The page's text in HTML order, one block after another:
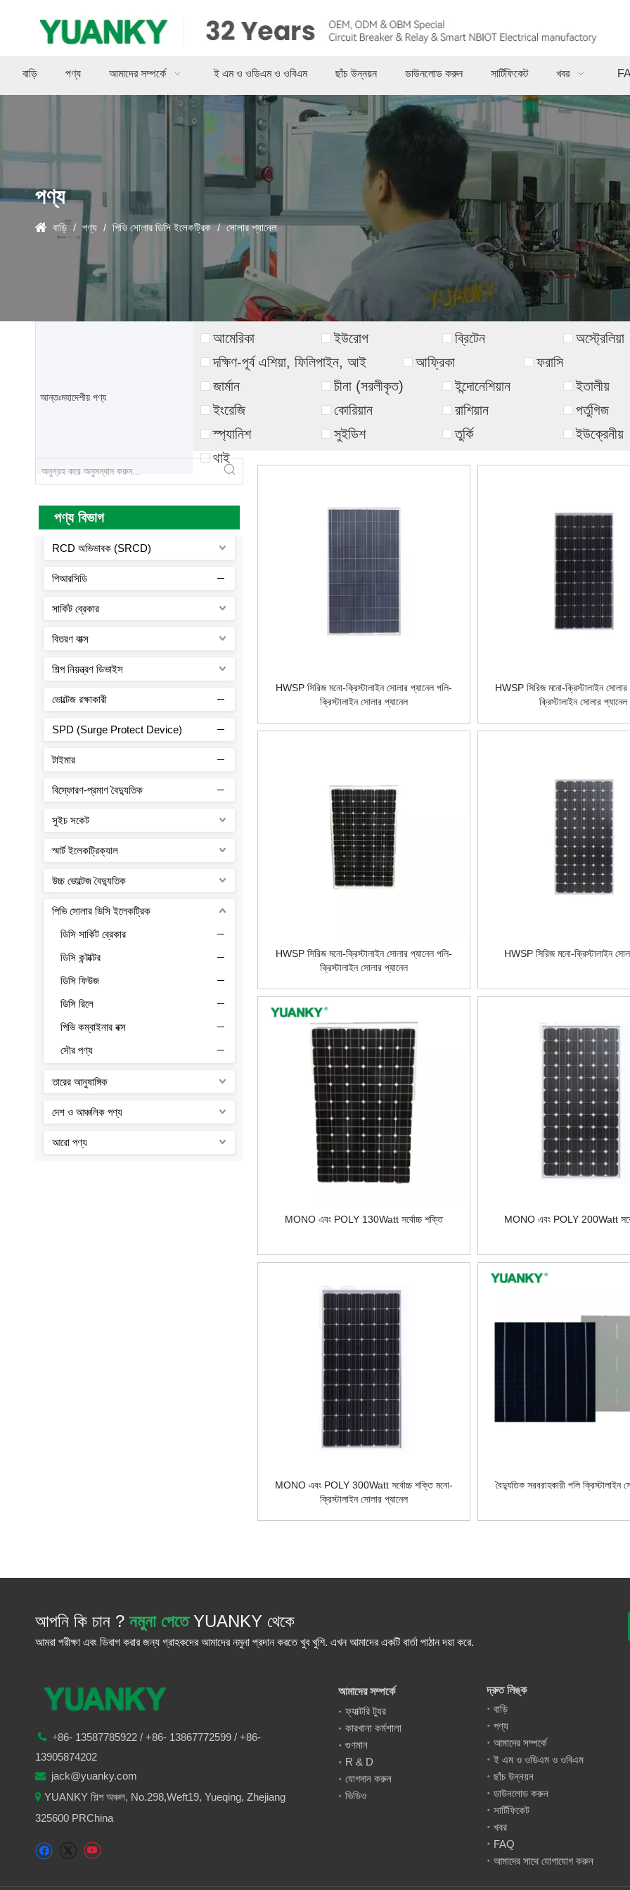
বাড়ি পণ্য আমাদের সম্পর্কে ই এম ও ওডিএম ও ওবিএম ছাঁচ উন্নয়ন ডাউনলোড করুন সার্টিফিকেট খবর
পণ্য
বাড়ি / পণ্য / পিভি সোলার ডিসি ইলেকট্রিক / সোলার প্যানেল
আন্তঃমহাদেশীয় পণ্য
আমেরিকা ইউরোপ ব্রিটেন
অস্ট্রেলিয়া
দক্ষিণ-পূর্ব এশিয়া, ফিলিপাইন, আই
আফ্রিকা ফরাসি
জার্মান
চীনা (সরলীকৃত) ইন্দোনেশিয়ান ইতালীয়
ইংরেজি
কোরিয়ান রাশিয়ান পর্তুগিজ
স্প্যানিশ
সুইডিশ তুর্কি ইউক্রেনীয়
থাই
পণ্য বিভাগ
RCD অভিভাবক (SRCD)
পিআরসিডি
সার্কিট ব্রেকার
বিতরণ বাক্স
শিল্প নিয়ন্ত্রণ ডিভাইস
ভোল্টেজ রক্ষাকারী
SPD (Surge Protect Device)
টাইমার
বিস্ফোরণ-প্রমাণ বৈদ্যুতিক
সুইচ সকেট
স্মার্ট ইলেকট্রিক্যাল
উচ্চ ভোল্টেজ বৈদ্যুতিক
পিভি সোলার ডিসি ইলেকট্রিক
ডিসি সার্কিট ব্রেকার
ডিসি কন্টাক্টর
ডিসি ফিউজ
ডিসি রিলে
পিভি কম্বাইনার বক্স
সৌর পণ্য
সোলার প্যানেল
তারের আনুষাঙ্গিক
দেশ ও আঞ্চলিক পণ্য
আরো পণ্য
HWSP সিরিজ মনো-ক্রিস্টালাইন সোলার প্যানেল পলি-
ক্রিস্টালাইন সোলার প্যানেল
HWSP সিরিজ মনো-ক্রিস্টালাইন সোলার
ক্রিস্টালাইন সোলার প্যানেল
HWSP সিরিজ মনো-ক্রিস্টালাইন সোলার প্যানেল পলি-
ক্রিস্টালাইন সোলার প্যানেল
HWSP সিরিজ মনো-ক্রিস্টালাইন
MONO এবং POLY 130Watt সর্বোচ্চ শক্তি MONO এবং POLY 200Watt
MONO এবং POLY 300Watt সর্বোচ্চ শক্তি মনো-
ক্রিস্টালাইন সোলার প্যানেল
বৈদ্যুতিক সরবরাহকারী পলি ক্রিস্টালাইন
আপনি কি চান ? নমুনা পেতেYUANKY থেকে
আমরা পরীক্ষা এবং ডিবাগ করার জন্য গ্রাহকদের আমাদের নমুনা প্রদান করতে খুব খুশি. এখন আমাদের একটি বার্তা পাঠান দয়া করে.
 +86- 13587785922 / +86- 13867772599 / +86-
13905874202
 jack@yuanky.com
 YUANKY শিল্প অঞ্চল, No.298,Weft19, Yueqing, Zhejiang
325600 PRChina
আমাদের সম্পর্কে
ফ্যাক্টরি ট্যুর
কারখানা কর্মশালা
গুণমান
R & D
যোগদান করুন
ভিডিও
দ্রুত লিঙ্ক
বাড়ি
পণ্য
আমাদের সম্পর্কে
ই এম ও ওডিএম ও ওবিএম
ছাঁচ উন্নয়ন
ডাউনলোড করুন
সার্টিফিকেট
খবর
FAQ
আমাদের সাথে যোগাযোগ করুন